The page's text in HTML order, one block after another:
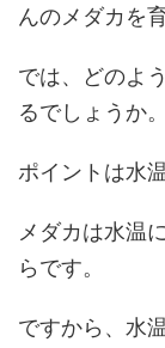
んのメダカを
では、どのよ
るでしょうか。
ポイントは水
メダカは水温
らです。
ですから、水